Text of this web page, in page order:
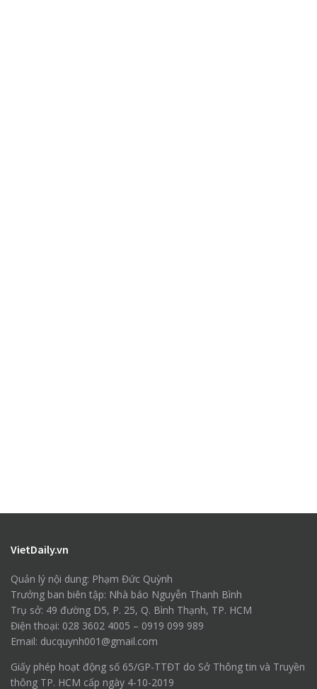
VietDaily.vn
Quản lý nội dung: Phạm Đức Quỳnh
Trưởng ban biên tập: Nhà báo Nguyễn Thanh Bình
Trụ sở: 49 đường D5, P. 25, Q. Bình Thạnh, TP. HCM
Điện thoại: 028 3602 4005 – 0919 099 989
Email: ducquynh001@gmail.com
Giấy phép hoạt động số 65/GP-TTĐT do Sở Thông tin và Truyền
thông TP. HCM cấp ngày 4-10-2019